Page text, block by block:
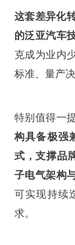
这套差异化
的泛亚汽车
克成为业内
标准、量产
特别值得一
构具备极强
式，支撑品
子电气架构
可实现持续
求。